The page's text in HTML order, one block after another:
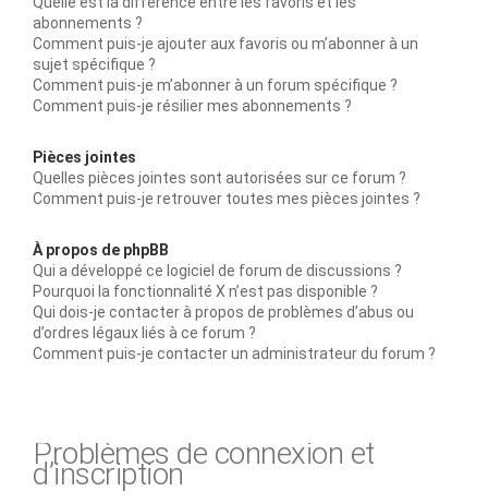
abonnements ?
Comment puis-je ajouter aux favoris ou m’abonner à un
sujet spécifique ?
Comment puis-je m’abonner à un forum spécifique ?
Comment puis-je résilier mes abonnements ?
Pièces jointes
Quelles pièces jointes sont autorisées sur ce forum ?
Comment puis-je retrouver toutes mes pièces jointes ?
À propos de phpBB
Qui a développé ce logiciel de forum de discussions ?
Pourquoi la fonctionnalité X n’est pas disponible ?
Qui dois-je contacter à propos de problèmes d’abus ou
d’ordres légaux liés à ce forum ?
Comment puis-je contacter un administrateur du forum ?
Problèmes de connexion et
d’inscription